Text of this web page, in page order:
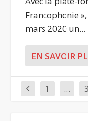
Francophonie
mars 2020 un...
EN SAVOIR
1 … 3